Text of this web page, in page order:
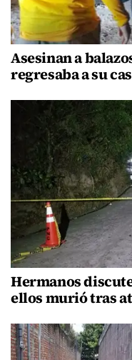
Asesinan a
regresaba a su
Hermanos
ellos murió tras